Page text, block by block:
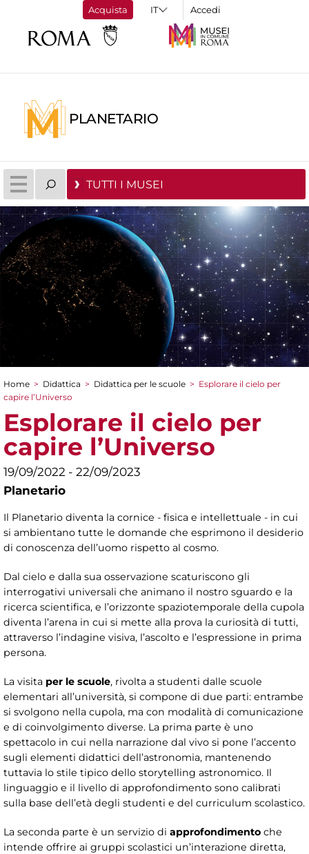
Acquista Accedi
PLANETARIO
TUTTI I MUSEI
Tu sei qui
Home > Didattica > Didattica per le scuole > Esplorare il cielo per
capire l’Universo
Esplorare il cielo per
capire l’Universo
19/09/2022 - 22/09/2023
Planetario
Il Planetario diventa la cornice - fisica e intellettuale - in cui
si ambientano tutte le domande che esprimono il desiderio
di conoscenza dell’uomo rispetto al cosmo.
Dal cielo e dalla sua osservazione scaturiscono gli
interrogativi universali che animano il nostro sguardo e la
ricerca scientifica, e l’orizzonte spaziotemporale della cupola
diventa l’arena in cui si mette alla prova la curiosità di tutti,
attraverso l’indagine visiva, l’ascolto e l’espressione in prima
persona.
La visita per le scuole, rivolta a studenti dalle scuole
elementari all’università, si compone di due parti: entrambe
si svolgono nella cupola, ma con modalità di comunicazione
e di coinvolgimento diverse. La prima parte è uno
spettacolo in cui nella narrazione dal vivo si pone l’accento
sugli elementi didattici dell’astronomia, mantenendo
tuttavia lo stile tipico dello storytelling astronomico. Il
linguaggio e il livello di approfondimento sono calibrati
sulla base dell’età degli studenti e del curriculum scolastico.
La seconda parte è un servizio di approfondimento che
intende offrire ai gruppi scolastici un’interazione diretta,